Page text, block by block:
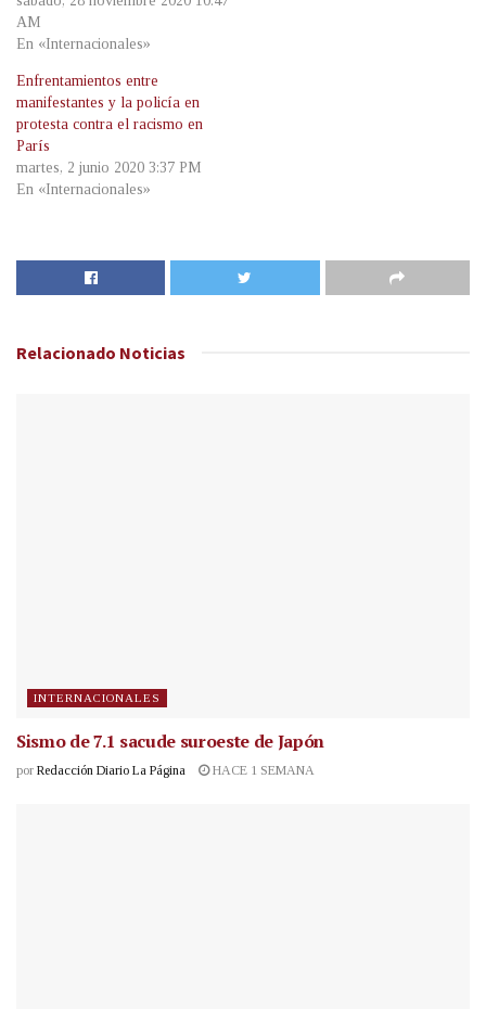
AM
En «Internacionales»
Enfrentamientos entre
manifestantes y la policía en
protesta contra el racismo en
París
martes, 2 junio 2020 3:37 PM
En «Internacionales»
Relacionado Noticias
INTERNACIONALES
Sismo de 7.1 sacude suroeste de Japón
por Redacción Diario La Página HACE 1 SEMANA